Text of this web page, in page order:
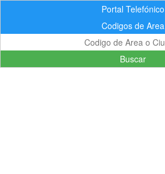
Portal Telefónico
Codigos de Area
Buscar